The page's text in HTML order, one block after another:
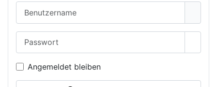
Angemeldet bleiben